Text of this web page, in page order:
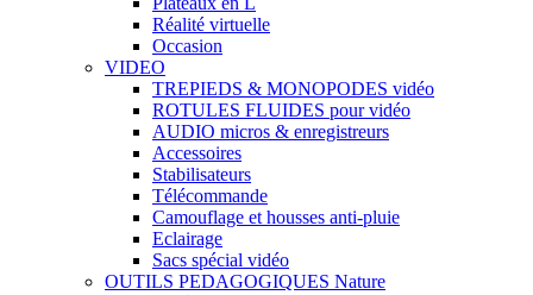
Réalité virtuelle
Occasion
VIDEO
TREPIEDS & MONOPODES vidéo
ROTULES FLUIDES pour vidéo
AUDIO micros & enregistreurs
Accessoires
Stabilisateurs
Télécommande
Camouflage et housses anti-pluie
Eclairage
Sacs spécial vidéo
OUTILS PEDAGOGIQUES Nature